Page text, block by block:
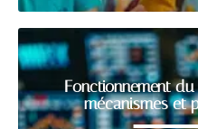
Fonctionnement
mécanismes et